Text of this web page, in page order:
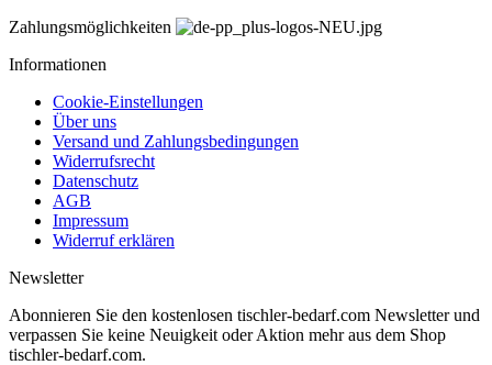
Zahlungsmöglichkeiten
Informationen
Cookie-Einstellungen
Über uns
Versand und Zahlungsbedingungen
Widerrufsrecht
Datenschutz
AGB
Impressum
Widerruf erklären
Newsletter
Abonnieren Sie den kostenlosen tischler-bedarf.com Newsletter und
verpassen Sie keine Neuigkeit oder Aktion mehr aus dem Shop
tischler-bedarf.com.